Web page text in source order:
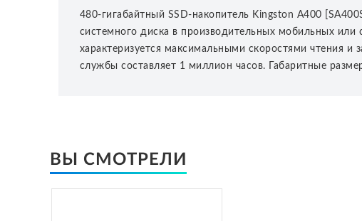
480-гигабайтный SSD-накопитель Kingston A400
системного диска в производительных мобильных или
характеризуется максимальными скоростями чтения
службы составляет 1 миллион часов. Габаритные
ВЫ СМОТРЕЛИ